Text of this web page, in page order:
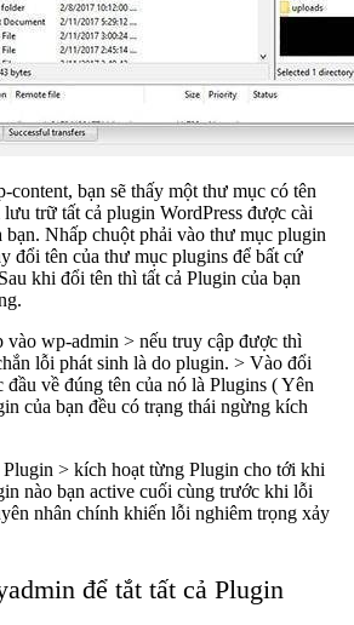
bạn sẽ thấy một thư mục có tên
trữ tất cả plugin WordPress được cài
bạn. Nhấp chuột phải vào thư mục plugin
đổi tên của thư mục plugins để bất cứ
khi đổi tên thì tất cả Plugin của bạn
vào wp-admin > nếu truy cập được thì
lỗi phát sinh là do plugin. > Vào đổi
về đúng tên của nó là Plugins ( Yên
của bạn đều có trạng thái ngừng kích
> kích hoạt từng Plugin cho tới khi
nào bạn active cuối cùng trước khi lỗi
nhân chính khiến lỗi nghiêm trọng xảy
để tắt tất cả Plugin